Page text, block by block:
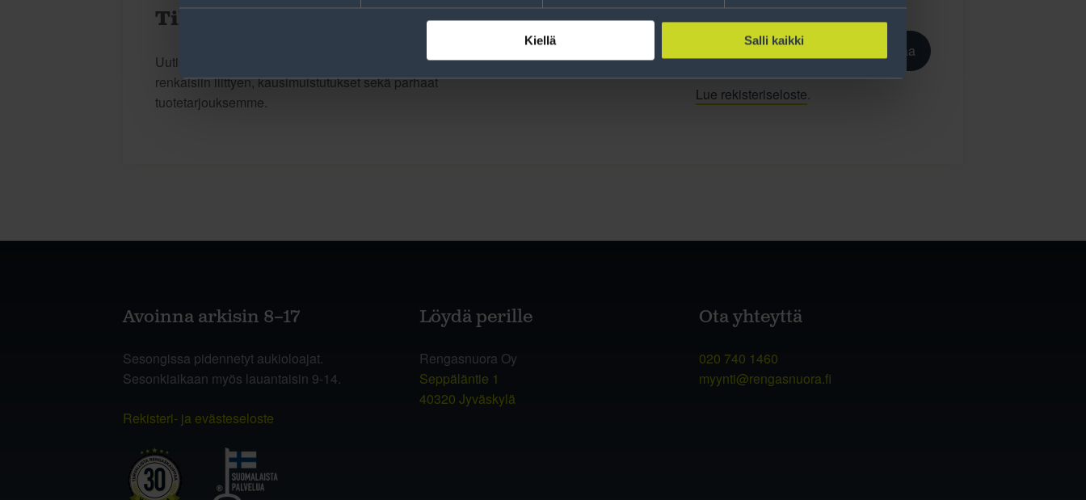
Kiellä Salli kaikki
Tilaa uutiskirje
Uutiskirjeessä saat autonomistajan ajankohtaista tietoa
renkaisiin liittyen, kausimuistutukset sekä parhaat
tuotetarjouksemme.
Tilaa
Lue rekisteriseloste.
Avoinna arkisin 8–17
Sesongissa pidennetyt aukioloajat.
Sesonkiaikaan myös lauantaisin 9-14.
Rekisteri- ja evästeseloste
Löydä perille
Rengasnuora Oy
Seppäläntie 1
40320 Jyväskylä
Ota yhteyttä
020 740 1460
myynti@rengasnuora.fi